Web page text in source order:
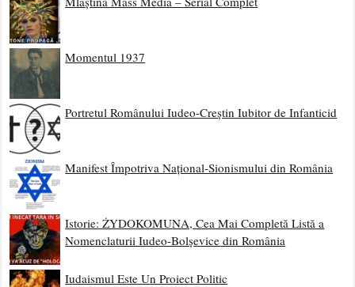
Momentul 1937
Portretul Românului Iudeo-Creștin Iubitor de Infanticid
Manifest Împotriva Național-Sionismului din România
Istorie: ŻYDOKOMUNA, Cea Mai Completă Listă a
Nomenclaturii Iudeo-Bolșevice din România
Iudaismul Este Un Proiect Politic